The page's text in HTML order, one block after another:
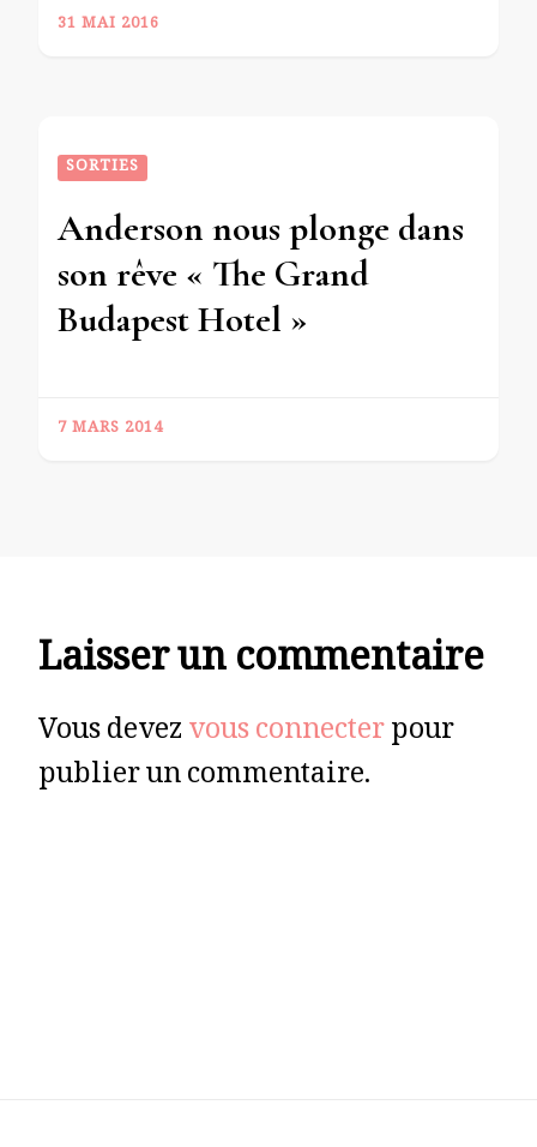
31 MAI 2016
SORTIES
Anderson nous plonge dans
son rêve « The Grand
Budapest Hotel »
7 MARS 2014
Laisser un commentaire
Vous devezvous connecterpour
publier un commentaire.